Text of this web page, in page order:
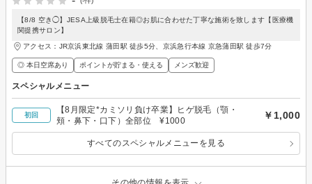
【8/8 空き◯】JESA上級脱毛士在籍◎お肌に合わせた丁寧な施術を致します【医療機
関提携サロン】
アクセス：JR京浜東北線 蒲田駅 徒歩5分、京浜急行本線 京急蒲田駅 徒歩7分
◎ 本日空席あり ポイントが貯まる・使える メンズ歓迎
スペシャルメニュー
初回
【8月限定*カミソリ負け卒業】ヒゲ脱毛（顎・
頬・鼻下・口下）全部位 ¥1000
￥1,000
すべてのスペシャルメニューを見る